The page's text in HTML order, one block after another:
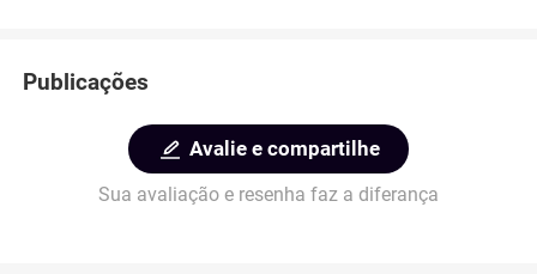
Publicações
Avalie e compartilhe
Sua avaliação e resenha faz a diferança